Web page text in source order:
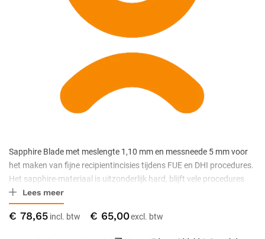
€ 78,65 € 65,00
Sapphire Blade met meslengte 1,10 mm en messneede 5 mm voor
het maken van fijne recipientincisies tijdens FUE en DHI procedures.
Het sapphire-materiaal is uitzonderlijk hard, blijft vele procedures
lang scherp en is volledig autoclaveerbaar. Gemonteerd op een
geschikt bladehandle (art. 180-XXX of titanium 370-101) voor
klinisch gebruik.
Lees meer